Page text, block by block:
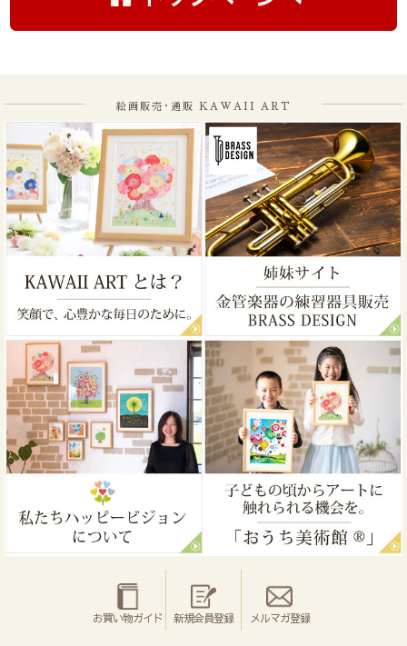
絵画販売･通販 KAWAII ART
お買い物ガイド 新規会員登録 メルマガ登録